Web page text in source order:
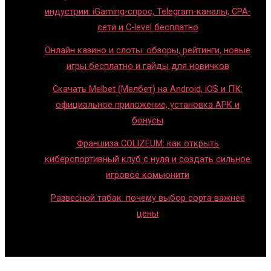
индустрии: iGaming-спрос, Telegram-каналы, CPA-
сети и C-level бесплатно
Онлайн казино и слоты: обзоры, рейтинги, новые
игры бесплатно и гайды для новичков
Скачать Melbet (Мелбет) на Android, iOS и ПК:
официальное приложение, установка APK и
бонусы
Франшиза COLIZEUM: как открыть
киберспортивный клуб с нуля и создать сильное
игровое комьюнити
Развесной табак: почему выбор сорта важнее
цены